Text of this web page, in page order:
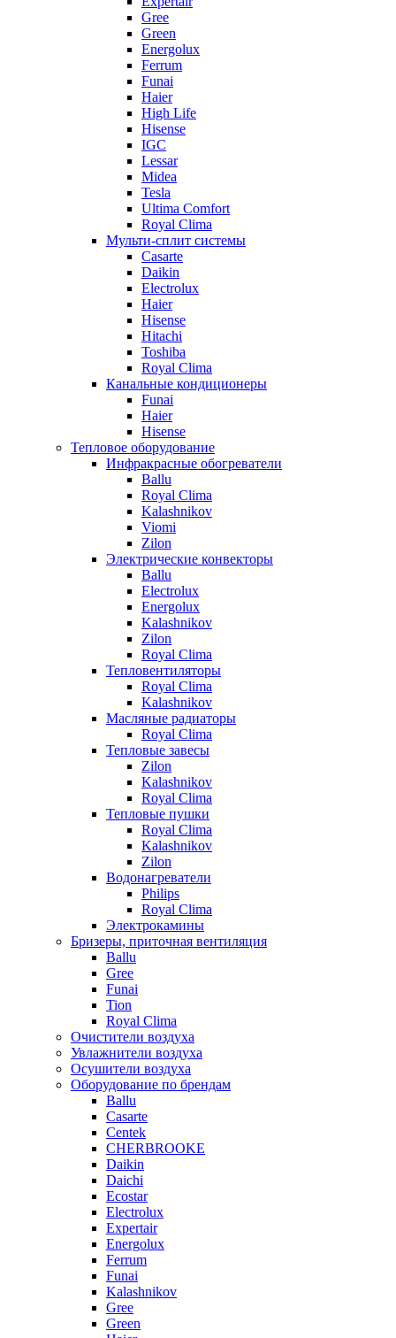
Gree
Green
Energolux
Ferrum
Funai
Haier
High Life
Hisense
IGC
Lessar
Midea
Tesla
Ultima Comfort
Royal Clima
Мульти-сплит системы
Casarte
Daikin
Electrolux
Haier
Hisense
Hitachi
Toshiba
Royal Clima
Канальные кондиционеры
Funai
Haier
Hisense
Тепловое оборудование
Инфракрасные обогреватели
Ballu
Royal Clima
Kalashnikov
Viomi
Zilon
Электрические конвекторы
Ballu
Electrolux
Energolux
Kalashnikov
Zilon
Royal Clima
Тепловентиляторы
Royal Clima
Kalashnikov
Масляные радиаторы
Royal Clima
Тепловые завесы
Zilon
Kalashnikov
Royal Clima
Тепловые пушки
Royal Clima
Kalashnikov
Zilon
Водонагреватели
Philips
Royal Clima
Электрокамины
Бризеры, приточная вентиляция
Ballu
Gree
Funai
Tion
Royal Clima
Очистители воздуха
Увлажнители воздуха
Осушители воздуха
Оборудование по брендам
Ballu
Casarte
Centek
CHERBROOKE
Daikin
Daichi
Ecostar
Electrolux
Expertair
Energolux
Ferrum
Funai
Kalashnikov
Gree
Grеen